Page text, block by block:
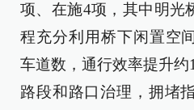
项、在施4项，其中明光
程充分利用桥下闲置空
车道数，通行效率提升
路段和路口治理，拥堵